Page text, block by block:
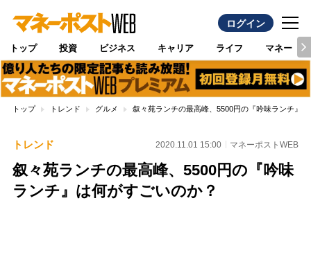
ログイン
トップ 投資 ビジネス キャリア ライフ マネー
トップ トレンド グルメ 叙々苑ランチの最高峰、5500円の『吟味ランチ』
トレンド 2020.11.01 15:00 マネーポストWEB
叙々苑ランチの最高峰、5500円の『吟味
ランチ』は何がすごいのか？